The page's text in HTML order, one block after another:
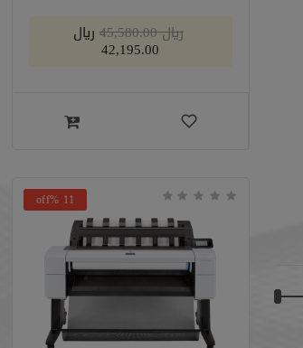
﷼ 45,580.00 ﷼
42,195.00
11 %off